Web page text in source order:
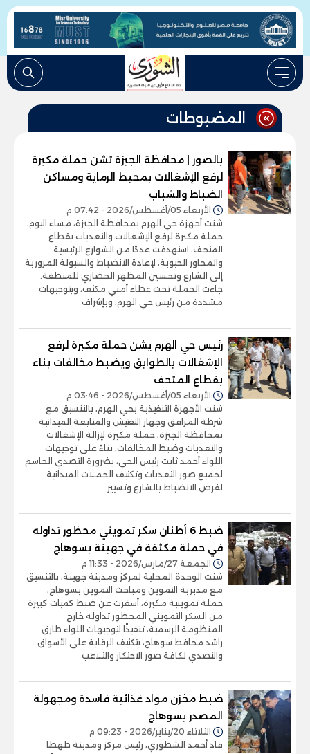
المضبوطات
بالصور | محافظة الجيزة تشن حملة مكبرة
لرفع الإشغالات بمحيط الرماية ومساكن
الضباط والشباب
الأربعاء 05/أغسطس/2026 - 07:42 م
شنت أجهزة حي الهرم بمحافظة الجيزة، مساء اليوم،
حملة مكبرة لرفع الإشغالات والتعديات بقطاع
المتحف، استهدفت عددًا من الشوارع الرئيسية
والمحاور الحيوية، لإعادة الانضباط والسيولة المرورية
إلى الشارع وتحسين المظهر الحضاري للمنطقة.
جاءت الحملة تحت غطاء أمني مكثف، وبتوجيهات
مشددة من رئيس حي الهرم، وبإشراف
رئيس حي الهرم يشن حملة مكبرة لرفع
الإشغالات بالطوابق ويضبط مخالفات بناء
بقطاع المتحف
الأربعاء 05/أغسطس/2026 - 03:46 م
شنت الأجهزة التنفيذية بحي الهرم، بالتنسيق مع
شرطة المرافق وجهاز التفتيش والمتابعة الميدانية
بمحافظة الجيزة، حملة مكبرة لإزالة الإشغالات
والتعديات وضبط المخالفات، بناءً على توجيهات
اللواء أحمد ثابت رئيس الحي، بضرورة التصدي الحاسم
لجميع صور التعديات وتكثيف الحملات الميدانية
لفرض الانضباط بالشارع وتسيير
ضبط 6 أطنان سكر تمويني محظور تداوله
في حملة مكثفة في جهينة بسوهاج
الجمعة 27/مارس/2026 - 11:33 م
شنت الوحدة المحلية لمركز ومدينة جهينة، بالتنسيق
مع مديرية التموين ومباحث التموين بسوهاج،
حملة تموينية مكبرة، أسفرت عن ضبط كميات كبيرة
من السكر التمويني المحظور تداوله خارج
المنظومة الرسمية، تنفيذًا لتوجيهات اللواء طارق
راشد محافظ سوهاج، بتكثيف الرقابة على الأسواق
والتصدي لكافة صور الاحتكار والتلاعب
ضبط مخزن مواد غذائية فاسدة ومجهولة
المصدر بسوهاج
الثلاثاء 20/يناير/2026 - 09:23 م
قاد أحمد الشطوري، رئيس مركز ومدينة طهطا